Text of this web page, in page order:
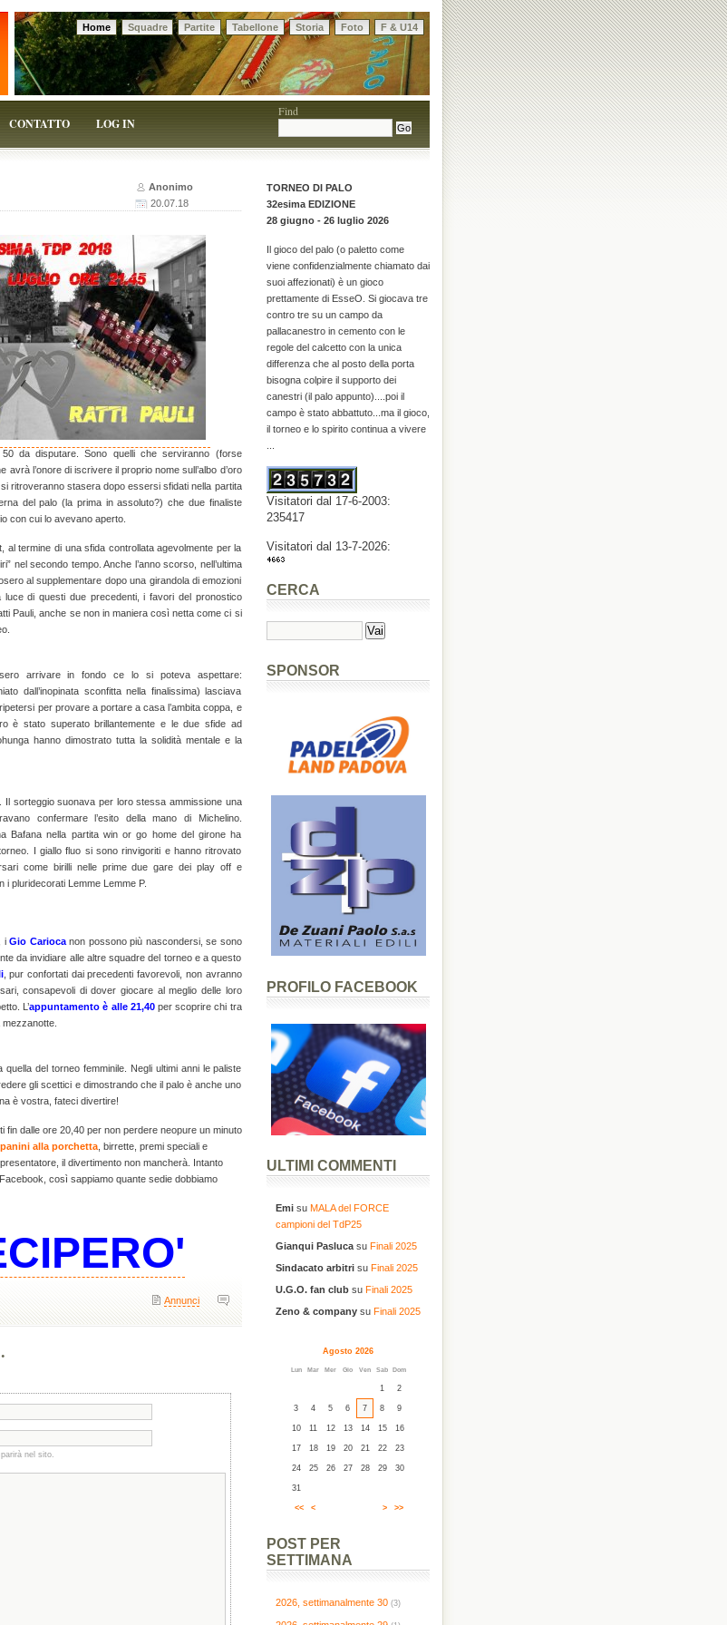
Home Squadre Partite Tabellone Storia Foto F & U14
CONTATTO LOG IN
Find
Anonimo
20.07.18
da disputare. Sono quelli che serviranno (forse
l’onore di iscrivere il proprio nome sull’albo d’oro
ritroveranno stasera dopo essersi sfidati nella partita
del palo (la prima in assoluto?) che due finaliste
con cui lo avevano aperto.
al termine di una sfida controllata agevolmente per la
nel secondo tempo. Anche l’anno scorso, nell’ultima
al supplementare dopo una girandola di emozioni
di questi due precedenti, i favori del pronostico
Pauli, anche se non in maniera così netta come ci si
arrivare in fondo ce lo si poteva aspettare:
dall’inopinata sconfitta nella finalissima) lasciava
per provare a portare a casa l’ambita coppa, e
è stato superato brillantemente e le due sfide ad
hanno dimostrato tutta la solidità mentale e la
sorteggio suonava per loro stessa ammissione una
confermare l’esito della mano di Michelino.
Bafana nella partita win or go home del girone ha
I giallo fluo si sono rinvigoriti e hanno ritrovato
come birilli nelle prime due gare dei play off e
i pluridecorati Lemme Lemme P.
i Gio Cariocanon possono più nascondersi, se sono
da invidiare alle altre squadre del torneo e a questo
, pur confortati dai precedenti favorevoli, non avranno
consapevoli di dover giocare al meglio delle loro
L’appuntamento è alle 21,40per scoprire chi tra
quella del torneo femminile. Negli ultimi anni le paliste
gli scettici e dimostrando che il palo è anche uno
è vostra, fateci divertire!
fin dalle ore 20,40 per non perdere neopure un minuto
panini alla porchetta, birrette, premi speciali e
il divertimento non mancherà. Intanto
così sappiamo quante sedie dobbiamo
Annunci
nel sito.
TORNEO DI PALO
32esima EDIZIONE
28 giugno - 26 luglio 2026
Il gioco del palo (o paletto come
viene confidenzialmente chiamato dai
suoi affezionati) è un gioco
prettamente di EsseO. Si giocava tre
contro tre su un campo da
pallacanestro in cemento con le
regole del calcetto con la unica
differenza che al posto della porta
bisogna colpire il supporto dei
canestri (il palo appunto)....poi il
campo è stato abbattuto...ma il gioco,
il torneo e lo spirito continua a vivere
Visitatori dal 17-6-2003:
235417
Visitatori dal 13-7-2026:
CERCA
SPONSOR
PROFILO FACEBOOK
ULTIMI COMMENTI
Emisu MALA del FORCE
campioni del TdP25
Gianqui Paslucasu Finali 2025
Sindacato arbitrisu Finali 2025
U.G.O. fan clubsu Finali 2025
Zeno & companysu Finali 2025
Agosto 2026
Lun Mar Mer Gio Ven Sab Dom
<< < > >>
1 2
3 4 5 6 7 8 9
10 11 12 13 14 15 16
17 18 19 20 21 22 23
24 25 26 27 28 29 30
31
POST PER
SETTIMANA
2026, settimanalmente 30 (3)